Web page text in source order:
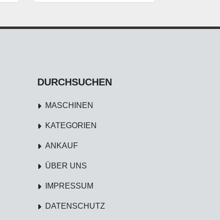
DURCHSUCHEN
MASCHINEN
KATEGORIEN
ANKAUF
ÜBER UNS
IMPRESSUM
DATENSCHUTZ